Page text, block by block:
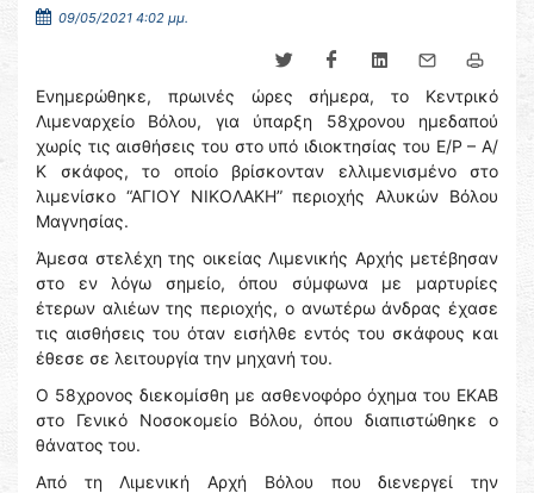
09/05/2021 4:02 μμ.
Ενημερώθηκε, πρωινές ώρες σήμερα, το Κεντρικό
Λιμεναρχείο Βόλου, για ύπαρξη 58χρονου ημεδαπού
χωρίς τις αισθήσεις του στο υπό ιδιοκτησίας του Ε/Ρ – Α/
Κ σκάφος, το οποίο βρίσκονταν ελλιμενισμένο στο
λιμενίσκο “ΑΓΙΟΥ ΝΙΚΟΛΑΚΗ” περιοχής Αλυκών Βόλου
Μαγνησίας.
Άμεσα στελέχη της οικείας Λιμενικής Αρχής μετέβησαν
στο εν λόγω σημείο, όπου σύμφωνα με μαρτυρίες
έτερων αλιέων της περιοχής, ο ανωτέρω άνδρας έχασε
τις αισθήσεις του όταν εισήλθε εντός του σκάφους και
έθεσε σε λειτουργία την μηχανή του.
Ο 58χρονος διεκομίσθη με ασθενοφόρο όχημα του ΕΚΑΒ
στο Γενικό Νοσοκομείο Βόλου, όπου διαπιστώθηκε ο
θάνατος του.
Από τη Λιμενική Αρχή Βόλου που διενεργεί την